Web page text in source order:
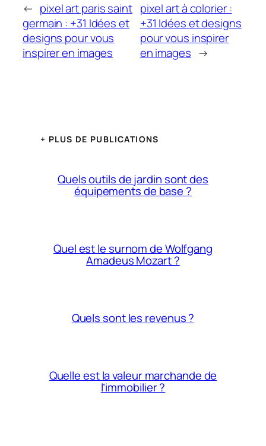
← pixel art paris saint
germain : +31 Idées et
designs pour vous
inspirer en images
pixel art à colorier :
+31 Idées et designs
pour vous inspirer
en images →
+ PLUS DE PUBLICATIONS
Quels outils de jardin sont des
équipements de base ?
Quel est le surnom de Wolfgang
Amadeus Mozart ?
Quels sont les revenus ?
Quelle est la valeur marchande de
l’immobilier ?